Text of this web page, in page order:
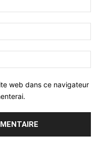
web dans ce navigateur